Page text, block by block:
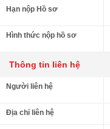
Hạn nộp Hồ sơ
Hình thức nộp hồ sơ
Thông tin liên hệ
Người liên hệ
Địa chỉ liên hệ